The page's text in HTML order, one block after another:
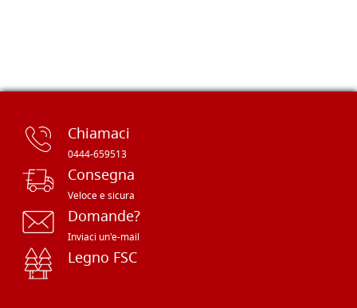
Chiamaci
0444-659513
Consegna
Veloce e sicura
Domande?
Inviaci un'e-mail
Legno FSC